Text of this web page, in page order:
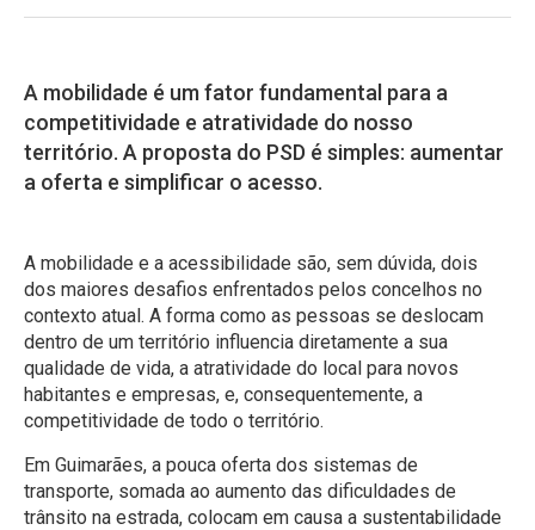
A mobilidade é um fator fundamental para a
competitividade e atratividade do nosso
território. A proposta do PSD é simples: aumentar
a oferta e simplificar o acesso.
A mobilidade e a acessibilidade são, sem dúvida, dois
dos maiores desafios enfrentados pelos concelhos no
contexto atual. A forma como as pessoas se deslocam
dentro de um território influencia diretamente a sua
qualidade de vida, a atratividade do local para novos
habitantes e empresas, e, consequentemente, a
competitividade de todo o território.
Em Guimarães, a pouca oferta dos sistemas de
transporte, somada ao aumento das dificuldades de
trânsito na estrada, colocam em causa a sustentabilidade